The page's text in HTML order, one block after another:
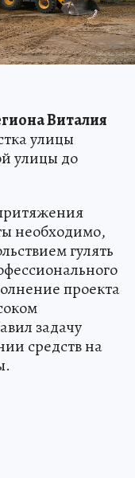
Виталия
улицы
улицы до
необходимо,
гулять
проекта
задачу
средств на